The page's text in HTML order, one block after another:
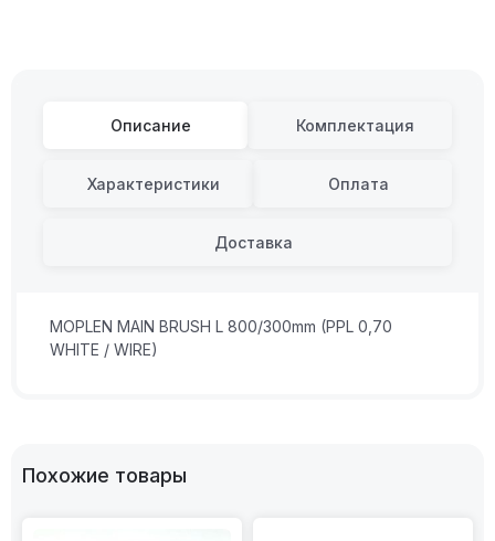
Описание Комплектация
Характеристики Оплата
Доставка
MOPLEN MAIN BRUSH L 800/300mm (PPL 0,70
WHITE / WIRE)
Похожие товары